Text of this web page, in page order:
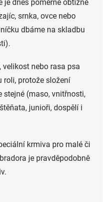
je dnes poměrně obtížné
srnka, ovce nebo
dbáme na skladbu
velikost nebo rasa psa
roli, protože složení
stejné (maso, vnitřnosti,
junioři, dospělí i
krmiva pro malé či
je pravděpodobně